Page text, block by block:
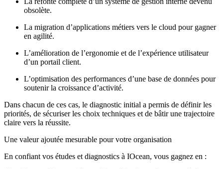
obsolète.
La migration d’applications métiers vers le cloud pour gagner
en agilité.
L’amélioration de l’ergonomie et de l’expérience utilisateur
d’un portail client.
L’optimisation des performances d’une base de données pour
soutenir la croissance d’activité.
Dans chacun de ces cas, le diagnostic initial a permis de définir les
priorités, de sécuriser les choix techniques et de bâtir une trajectoire
claire vers la réussite.
Une valeur ajoutée mesurable pour votre organisation
En confiant vos études et diagnostics à IOcean, vous gagnez en :